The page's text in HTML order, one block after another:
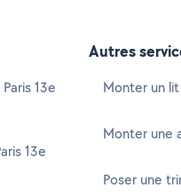
13e
13e
Autres
Monter un
Monter une
Poser une